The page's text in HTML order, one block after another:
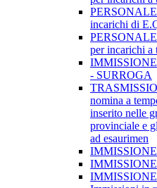
PERSONALE
incarichi di
PERSONALE
per incarichi a
- SURROGA
nomina a
inserito nelle
provinciale e
ad esaurimen